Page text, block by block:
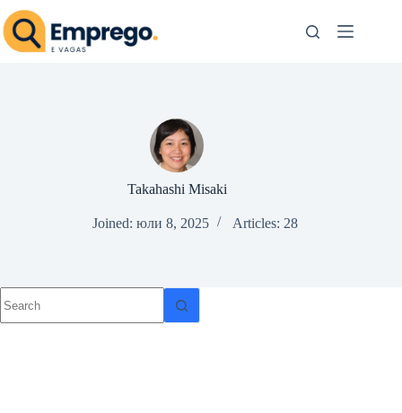
Skip
to
content
Takahashi Misaki
Joined: юли 8, 2025 Articles: 28
results